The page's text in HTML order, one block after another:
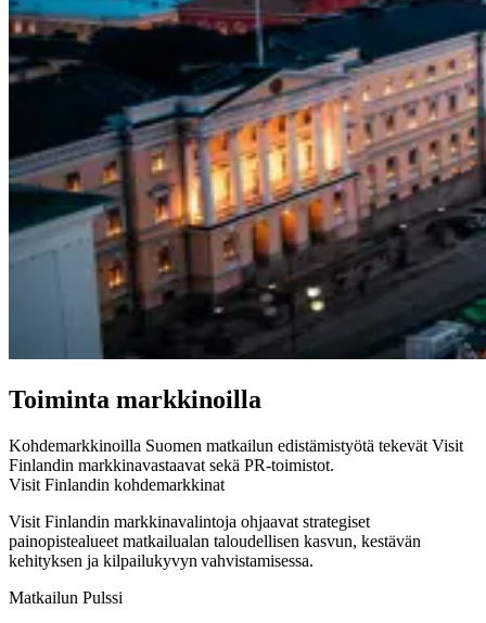
Toiminta markkinoilla
Kohdemarkkinoilla Suomen matkailun edistämistyötä tekevät Visit
Finlandin markkinavastaavat sekä PR-toimistot.
Visit Finlandin kohdemarkkinat
Visit Finlandin markkinavalintoja ohjaavat strategiset
painopistealueet matkailualan taloudellisen kasvun, kestävän
kehityksen ja kilpailukyvyn vahvistamisessa.
Matkailun Pulssi